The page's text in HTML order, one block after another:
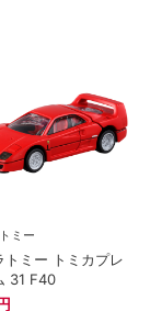
ミー
トミー トミカプレ
ミアム 31 F40